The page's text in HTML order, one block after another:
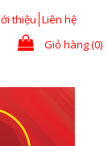
thiệu Liên hệ
Giỏ hàng (0)